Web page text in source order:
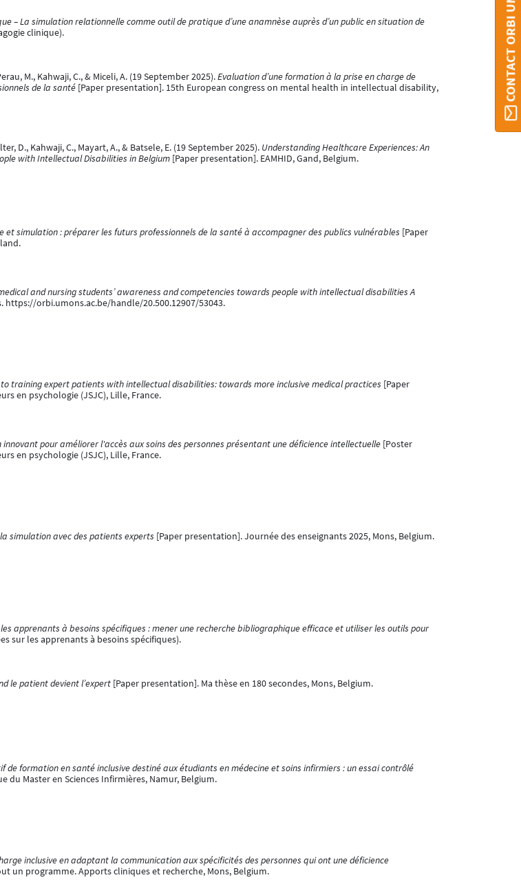
– La simulation relationnelle comme outil de pratique d’une anamnèse auprès d’un public en situation de
clinique).
M., Kahwaji, C., & Miceli, A. (19 September 2025).Evaluation d’une formation à la prise en charge de
de la santé [Paper presentation]. 15th European congress on mental health in intellectual disability,
D., Kahwaji, C., Mayart, A., & Batsele, E. (19 September 2025). Understanding Healthcare Experiences: An
with Intellectual Disabilities in Belgium [Paper presentation]. EAMHID, Gand, Belgium.
et simulation : préparer les futurs professionnels de la santé à accompagner des publics vulnérables [Paper
and nursing students’ awareness and competencies towards people with intellectual disabilities A
https://orbi.umons.ac.be/handle/20.500.12907/53043.
training expert patients with intellectual disabilities: towards more inclusive medical practices [Paper
en psychologie (JSJC), Lille, France.
pour améliorer l'accès aux soins des personnes présentant une déficience intellectuelle[Poster
en psychologie (JSJC), Lille, France.
simulation avec des patients experts [Paper presentation]. Journée des enseignants 2025, Mons, Belgium.
apprenants à besoins spécifiques : mener une recherche bibliographique efficace et utiliser les outils pour
sur les apprenants à besoins spécifiques).
le patient devient l’expert[Paper presentation]. Ma thèse en 180 secondes, Mons, Belgium.
de formation en santé inclusive destiné aux étudiants en médecine et soins infirmiers : un essai contrôlé
Master en Sciences Infirmières, Namur, Belgium.
inclusive en adaptant la communication aux spécificités des personnes qui ont une déficience
un programme. Apports cliniques et recherche, Mons, Belgium.
CONTACT ORBI UMONS